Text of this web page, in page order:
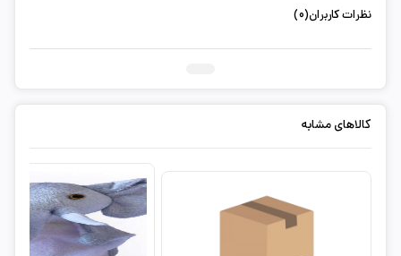
نظرات کاربران(0)
کالاهای مشابه